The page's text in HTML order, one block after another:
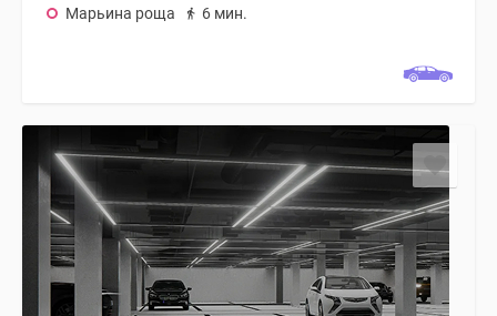
Марьина роща 6 мин.